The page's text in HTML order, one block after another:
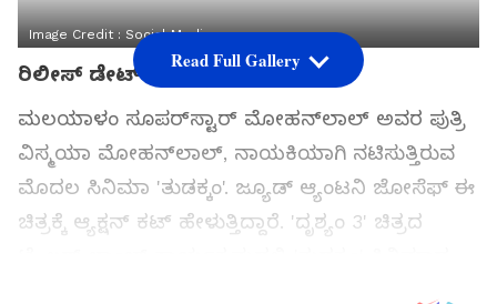
Image Credit : Social Media
ರಿಲೀಸ್ ಡೇಟ್ ಅನೌನ್ಸ್
ಮಲಯಾಳಂ ಸೂಪರ್‌ಸ್ಟಾರ್ ಮೋಹನ್‌ಲಾಲ್ ಅವರ ಪುತ್ರಿ
ವಿಸ್ಮಯಾ ಮೋಹನ್‌ಲಾಲ್, ನಾಯಕಿಯಾಗಿ ನಟಿಸುತ್ತಿರುವ
ಮೊದಲ ಸಿನಿಮಾ 'ತುಡಕ್ಕಂ'. ಜ್ಯೂಡ್ ಆ್ಯಂಟನಿ ಜೋಸೆಫ್ ಈ
ಚಿತ್ರಕ್ಕೆ ಆ್ಯಕ್ಷನ್ ಕಟ್ ಹೇಳುತ್ತಿದ್ದಾರೆ. 'ದೃಶ್ಯಂ 3' ಚಿತ್ರದ
Read Full Gallery